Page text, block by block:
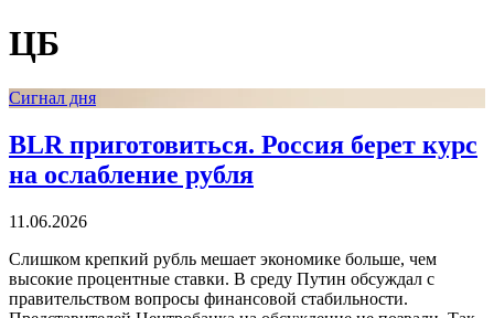
ЦБ
Сигнал дня
BLR приготовиться. Россия берет курс
на ослабление рубля
11.06.2026
Слишком крепкий рубль мешает экономике больше, чем
высокие процентные ставки. В среду Путин обсуждал с
правительством вопросы финансовой стабильности.